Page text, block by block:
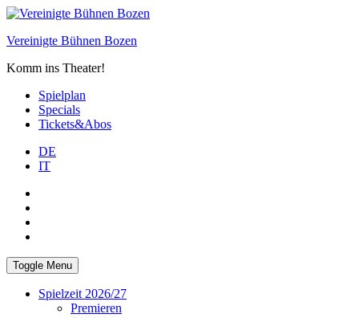
Skip
content
Vereinigte Bühnen Bozen
Komm ins Theater!
Spielplan
Specials
Tickets&Abos
DE
IT
Toggle Menu
Spielzeit 2026/27
Premieren